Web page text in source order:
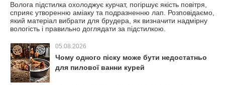
Волога підстилка охолоджує курчат, погіршує якість повітря,
сприяє утворенню аміаку та подразненню лап. Розповідаємо,
який матеріал вибрати для брудера, як визначити надмірну
вологість і правильно доглядати за підстилкою.
05.08.2026
Чому одного піску може бути недостатньо
для пилової ванни курей